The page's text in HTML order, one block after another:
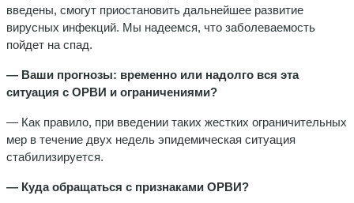
введены, смогут приостановить дальнейшее развитие
вирусных инфекций. Мы надеемся, что заболеваемость
пойдет на спад.
— Ваши прогнозы: временно или надолго вся эта
ситуация с ОРВИ и ограничениями?
— Как правило, при введении таких жестких ограничительных
мер в течение двух недель эпидемическая ситуация
стабилизируется.
— Куда обращаться с признаками ОРВИ?